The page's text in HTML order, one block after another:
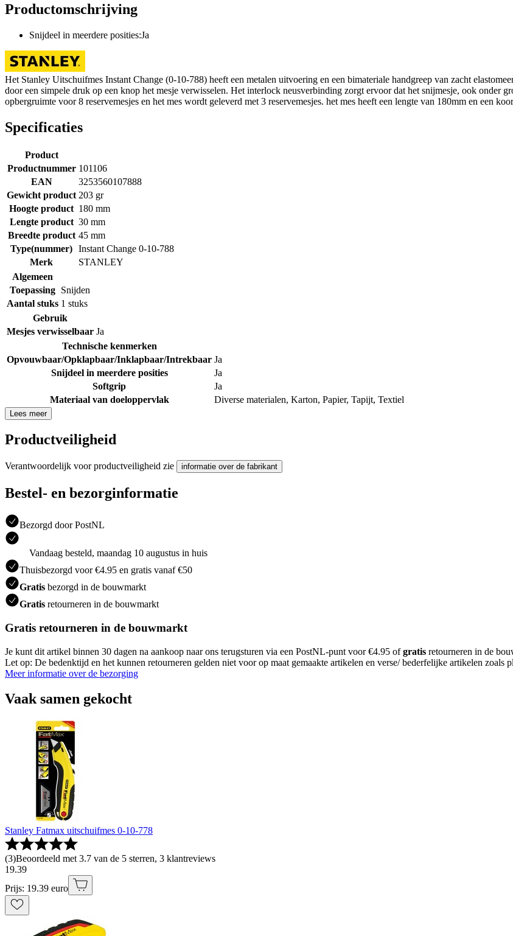
Productomschrijving
Snijdeel in meerdere posities:Ja
Het Stanley Uitschuifmes Instant Change (0-10-788) heeft een metalen uitvoering en een bimateriale handgreep van zacht
door een simpele druk op een knop het mesje verwisselen. Het interlock neusverbinding zorgt ervoor dat het snijmesje, ook onder
opbergruimte voor 8 reservemesjes en het mes wordt geleverd met 3 reservemesjes. het mes heeft een lengte van 180mm en een
Specificaties
Product
Productnummer 101106
EAN
3253560107888
Gewicht product 203 gr
Hoogte product 180 mm
Lengte product 30 mm
Breedte product 45 mm
Type(nummer) Instant Change 0-10-788
Merk
STANLEY
Algemeen
Toepassing Snijden
Aantal stuks 1 stuks
Gebruik
Mesjes verwisselbaar Ja
Technische kenmerken
Opvouwbaar/Opklapbaar/Inklapbaar/Intrekbaar Ja
Snijdeel in meerdere posities
Ja
Softgrip
Ja
Materiaal van doeloppervlak
Diverse materialen, Karton, Papier, Tapijt, Textiel
Lees meer
Productveiligheid
Verantwoordelijk voor productveiligheid zie informatie over de fabrikant
Bestel- en bezorginformatie
Bezorgd door PostNL
Vandaag besteld, maandag 10 augustus in huis
Thuisbezorgd voor €4.95 en gratis vanaf €50
Gratis bezorgd in de bouwmarkt
Gratis retourneren in de bouwmarkt
Gratis retourneren in de bouwmarkt
Je kunt dit artikel binnen 30 dagen na aankoop naar ons terugsturen via een PostNL-punt voor €4.95 ofgratis retourneren in de
Let op: De bedenktijd en het kunnen retourneren gelden niet voor op maat gemaakte artikelen en verse/ bederfelijke artikelen zoals
Meer informatie over de bezorging
Vaak samen gekocht
Stanley Fatmax uitschuifmes 0-10-778
(3)Beoordeeld met 3.7 van de 5 sterren, 3 klantreviews
19.39
Prijs: 19.39 euro